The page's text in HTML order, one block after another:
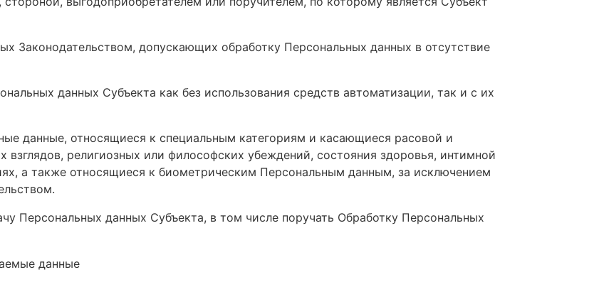
Законодательством, допускающих обработку Персональных данных в отсутствие
данных Субъекта как без использования средств автоматизации, так и с их
данные, относящиеся к специальным категориям и касающиеся расовой и
взглядов, религиозных или философских убеждений, состояния здоровья, интимной
а также относящиеся к биометрическим Персональным данным, за исключением
Персональных данных Субъекта, в том числе поручать Обработку Персональных
данные